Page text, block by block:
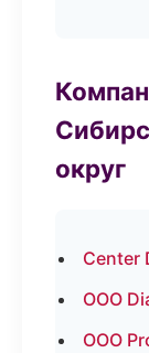
округ
Center
ООО
ООО